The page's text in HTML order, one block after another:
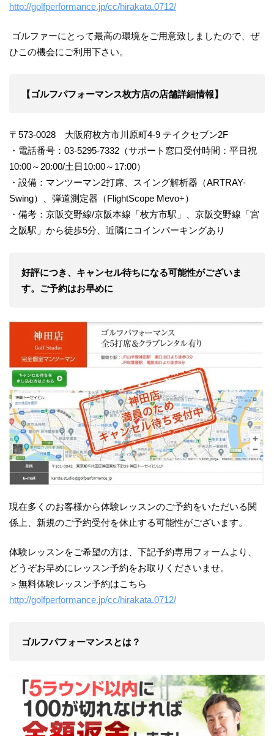
http://golfperformance.jp/cc/hirakata.0712/
ゴルファーにとって最高の環境をご用意致しましたので、ぜ
ひこの機会にご利用下さい。
【ゴルフパフォーマンス枚方店の店舗詳細情報】
〒573-0028 大阪府枚方市川原町4-9 テイクセブン2F
・電話番号：03-5295-7332（サポート窓口受付時間：平日祝
10:00～20:00/土日10:00～17:00）
・設備：マンツーマン2打席、スイング解析器（ARTRAY-
Swing）、弾道測定器（FlightScope Mevo+）
・備考：京阪交野線/京阪本線「枚方市駅」、京阪交野線「宮
之阪駅」から徒歩5分、近隣にコインパーキングあり
好評につき、キャンセル待ちになる可能性がございま
す。ご予約はお早めに
現在多くのお客様から体験レッスンのご予約をいただいる関
係上、新規のご予約受付を休止する可能性がございます。
体験レッスンをご希望の方は、下記予約専用フォームより、
どうぞお早めにレッスン予約をお取りくださいませ。
＞無料体験レッスン予約はこちら
http://golfperformance.jp/cc/hirakata.0712/
ゴルフパフォーマンスとは？